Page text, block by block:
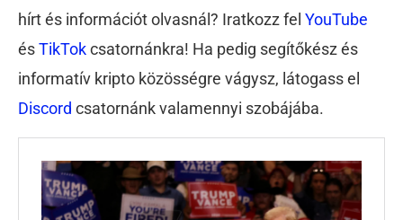
hírt és információt olvasnál? Iratkozz fel YouTube
ésTikTokcsatornánkra! Ha pedig segítőkész és
informatív kripto közösségre vágysz, látogass el
Discord csatornánk valamennyi szobájába.